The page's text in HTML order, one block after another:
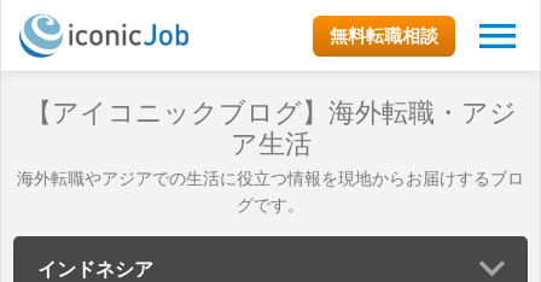
無料転職相談
【アイコニックブログ】海外転職・アジ
ア生活
海外転職やアジアでの生活に役立つ情報を現地からお届けするブロ
グです。
インドネシア